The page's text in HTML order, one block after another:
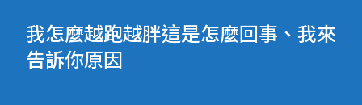
我怎麼越跑越胖這是怎麼回事、我來
告訴你原因